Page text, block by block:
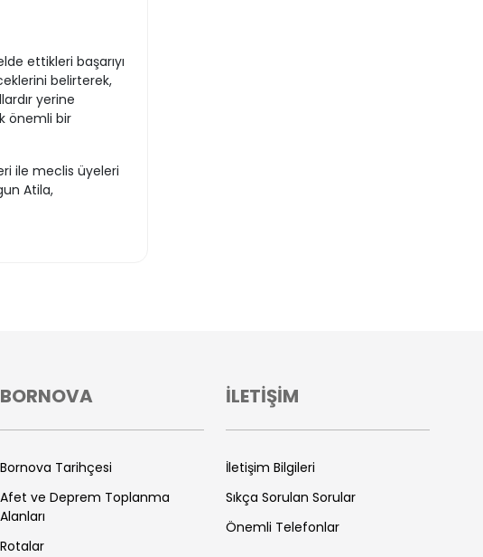
ettikleri başarıyı
belirterek,
yerine
önemli bir
ile meclis üyeleri
Atila,
BORNOVA
Bornova Tarihçesi
Afet ve Deprem Toplanma
Alanları
Rotalar
İLETİŞİM
İletişim Bilgileri
Sıkça Sorulan Sorular
Önemli Telefonlar